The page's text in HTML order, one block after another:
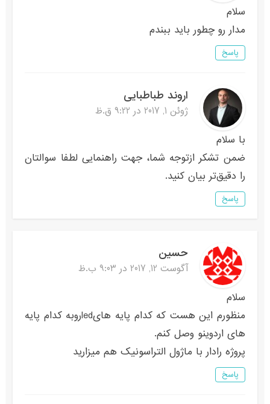
سلام
مدار رو چطور باید ببندم
پاسخ
اروند طباطبایی
ژوئن 1, 2017 در 9:22 ق.ظ
با سلام
ضمن تشکر ازتوجه شما، جهت راهنمایی لطفا سوالتان
را دقیق‌تر بیان کنید.
پاسخ
حسين
آگوست 12, 2017 در 9:03 ب.ظ
سلام
منظورم این هست که کدام پایه هاىledروبه کدام پایه
هاى اردوینو وصل کنم.
پروژه رادار با ماژول التراسونیک هم میزارید
پاسخ